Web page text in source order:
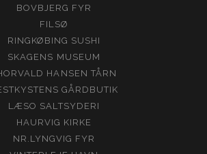
BOVBJERG FYR
FILSØ
RINGKØBING SUSHI
SKAGENS MUSEUM
HANSEN TÅRN
GÅRDBUTIK
LÆSO SALTSYDERI
HAURVIG KIRKE
NR.LYNGVIG FYR